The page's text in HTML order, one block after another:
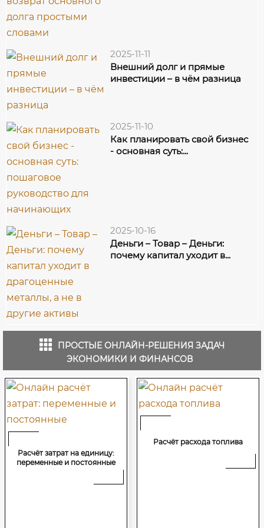
2025-11-11
Внешний долг и прямые
инвестиции – в чём разница
2025-11-10
Как планировать свой бизнес
- основная суть:...
2025-10-16
Деньги – Товар – Деньги:
почему капитал уходит в...
ПРОСТЫЕ ОНЛАЙН-РЕШЕНИЯ ЗАДАЧ
ЭКОНОМИКИ И ФИНАНСОВ
Расчёт окупаемости проекта